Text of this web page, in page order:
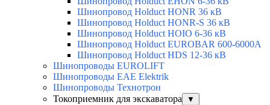
Шинопровод Holduct HONR 36 кВ
Шинопровод Holduct HONR-S 36 кВ
Шинопровод Holduct HOIO 6-36 кВ
Шинопровод Holduct EUROBAR 600-6000A
Шинопровод Holduct HDS 12-36 кВ
Шинопроводы EUROLIFT
Шинопроводы EAE Elektrik
Шинопроводы Технотрон
Токоприемник для экскаватора
▼